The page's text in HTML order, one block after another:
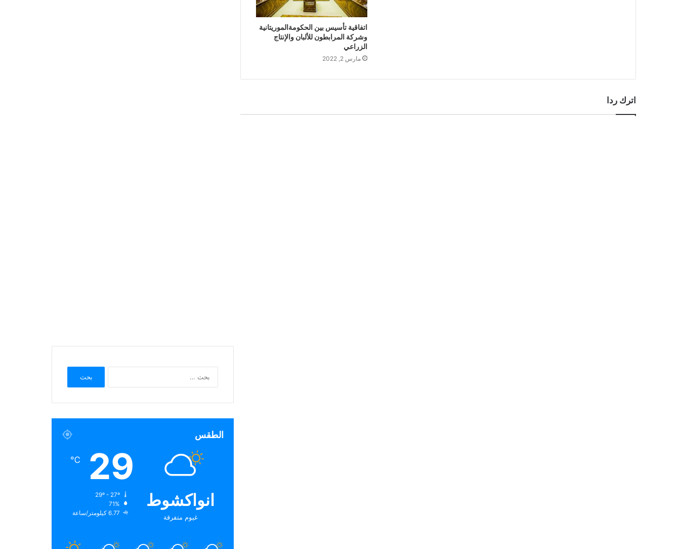
اتفاقية تأسيس بين الحكومةالموريتانية
وشركة المرابطون للألبان والإنتاج
الزراعي
مارس 2, 2022
اترك ردا
الطقس
انواكشوط
غيوم متفرقة
29
℃
71%
6.77 كيلومتر/ساعة